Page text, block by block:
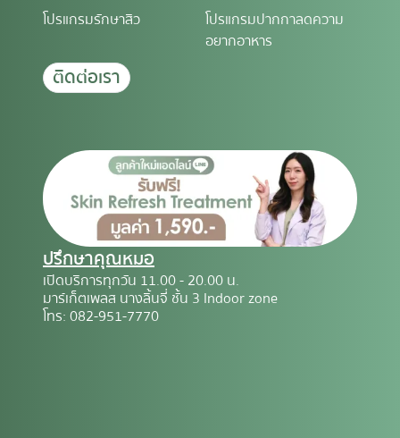
โปรแกรมรักษาสิว
โปรแกรมปากกาลดความ
อยากอาหาร
ติดต่อเรา
ปรึกษาคุณหมอ
เปิดบริการทุกวัน 11.00 - 20.00 น.
มาร์เก็ตเพลส นางลิ้นจี่ ชั้น 3 Indoor zone
โทร: 082-951-7770